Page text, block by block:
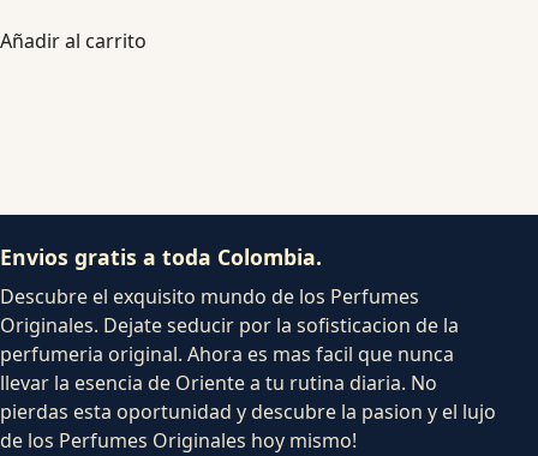
Añadir al carrito
Envios gratis a toda Colombia.
Descubre el exquisito mundo de los Perfumes
Originales. Dejate seducir por la sofisticacion de la
perfumeria original. Ahora es mas facil que nunca
llevar la esencia de Oriente a tu rutina diaria. No
pierdas esta oportunidad y descubre la pasion y el lujo
de los Perfumes Originales hoy mismo!